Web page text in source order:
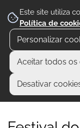
Este site utiliza
Política de
Personalizar
Aceitar todos os
Desativar